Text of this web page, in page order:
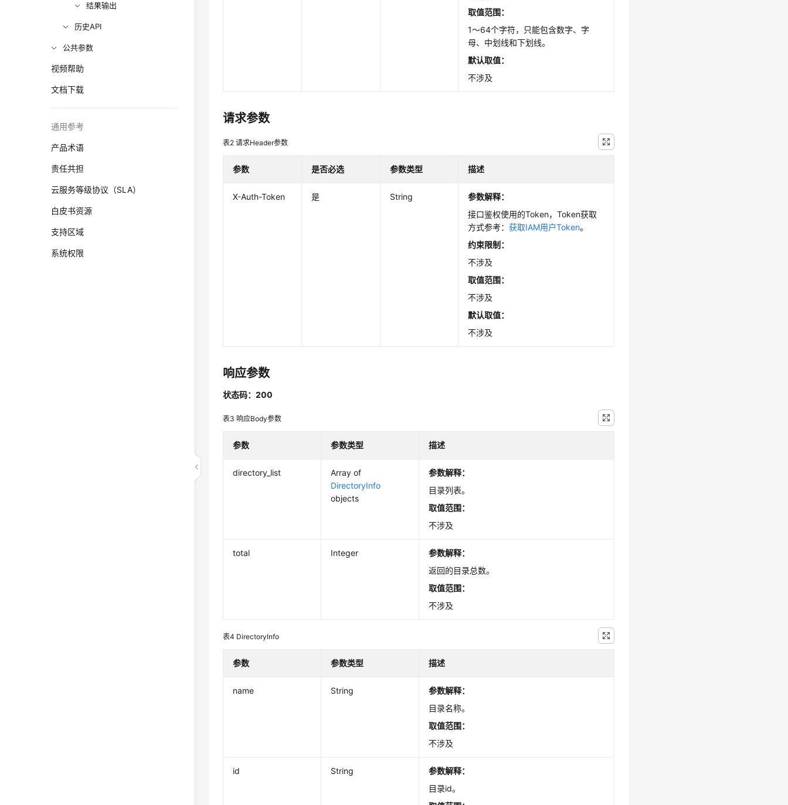
结果输出
历史API
公共参数
视频帮助
文档下载
通用参考
产品术语
责任共担
云服务等级协议（SLA）
白皮书资源
支持区域
系统权限
取值范围：
1～64个字符，只能包含数字、字
母、中划线和下划线。
默认取值：
不涉及
请求参数
表2请求Header参数
参数 是否必选 参数类型 描述
X-Auth-Token 是 String
参数解释：
接口鉴权使用的Token，Token获取
方式参考：获取IAM用户Token。
约束限制：
不涉及
取值范围：
不涉及
默认取值：
不涉及
响应参数
状态码：200
表3响应Body参数
参数 参数类型 描述
directory_list
Array of
DirectoryInfo
objects
参数解释：
目录列表。
取值范围：
不涉及
total Integer
参数解释：
返回的目录总数。
取值范围：
不涉及
表4 DirectoryInfo
参数 参数类型 描述
name String
参数解释：
目录名称。
取值范围：
不涉及
id String
参数解释：
目录id。